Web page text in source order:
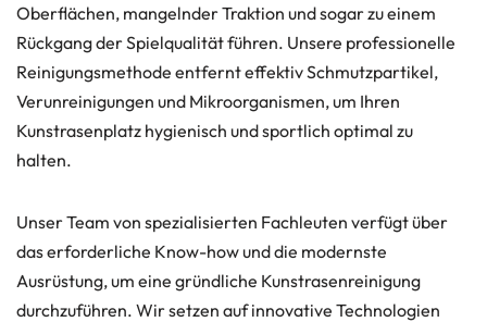
Oberflächen, mangelnder Traktion und sogar zu einem
Rückgang der Spielqualität führen. Unsere professionelle
Reinigungsmethode entfernt effektiv Schmutzpartikel,
Verunreinigungen und Mikroorganismen, um Ihren
Kunstrasenplatz hygienisch und sportlich optimal zu
halten.
Unser Team von spezialisierten Fachleuten verfügt über
das erforderliche Know-how und die modernste
Ausrüstung, um eine gründliche Kunstrasenreinigung
durchzuführen. Wir setzen auf innovative Technologien